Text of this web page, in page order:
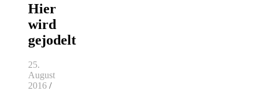
Hier
wird
gejodelt
25.
August
2016 /